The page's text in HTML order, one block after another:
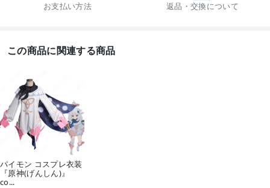
お支払い方法 返品・交換について
この商品に関連する商品
パイモン コスプレ衣装
『原神(げんしん)』
co...